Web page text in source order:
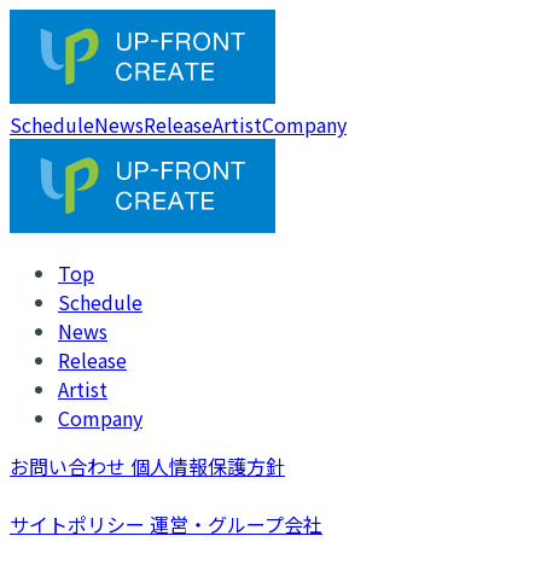
ScheduleNewsReleaseArtistCompany
Top
Schedule
News
Release
Artist
Company
お問い合わせ 個人情報保護方針
サイトポリシー 運営・グループ会社